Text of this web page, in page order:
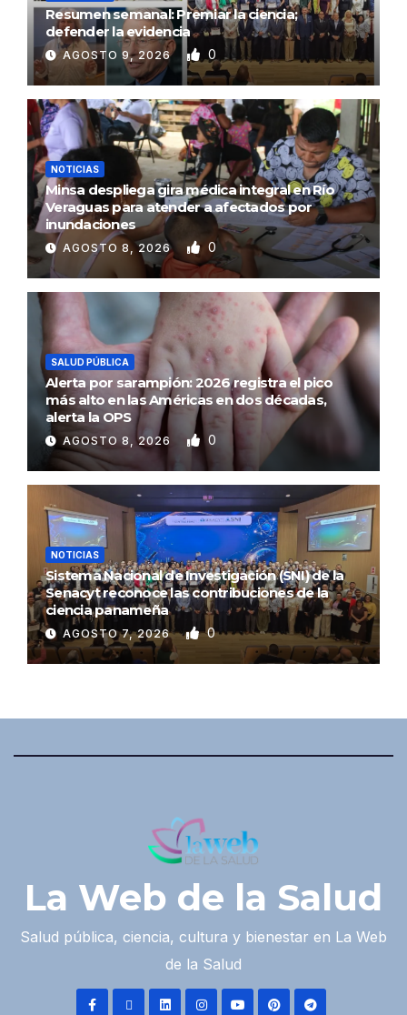
Resumen semanal: Premiar la ciencia;
defender la evidencia
AGOSTO 9, 2026 0
NOTICIAS
Minsa despliega gira médica integral en Río
Veraguas para atender a afectados por
inundaciones
AGOSTO 8, 2026 0
SALUD PÚBLICA
Alerta por sarampión: 2026 registra el pico
más alto en las Américas en dos décadas,
alerta la OPS
AGOSTO 8, 2026 0
NOTICIAS
Sistema Nacional de Investigación (SNI) de la
Senacyt reconoce las contribuciones de la
ciencia panameña
AGOSTO 7, 2026 0
La Web de la Salud
Salud pública, ciencia, cultura y bienestar en La Web
de la Salud